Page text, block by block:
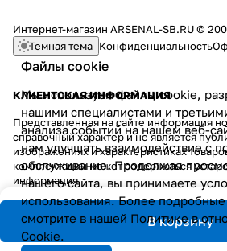
В корзину
Файлы cookie
Мы используем файлы cookie,
нашими специалистами и
анализа событий на нашем веб-
нам улучшать взаимодействие с
обслуживание. Продолжая
нашего сайта, вы принимаете
использования. Более
смотрите в нашей Политике в
Cookie.
Интернет-магазин ARSENAL-SB.RU ©
Темная тема Конфиденциальность
КЛИЕНТСКАЯ ИНФОРМАЦИЯ
Представленная на сайте информация
справочный характер и не является
изображениях и характеристиках
комплектации может содержаться
информация.